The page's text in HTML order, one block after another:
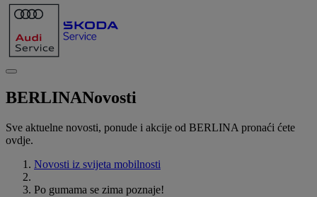
BERLINANovosti
Sve aktuelne novosti, ponude i akcije od BERLINA pronaći ćete
ovdje.
Novosti iz svijeta mobilnosti
Po gumama se zima poznaje!